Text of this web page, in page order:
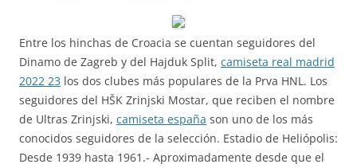
Entre los hinchas de Croacia se cuentan seguidores del
Dinamo de Zagreb y del Hajduk Split, camiseta real madrid
2022 23 los dos clubes más populares de la Prva HNL. Los
seguidores del HŠK Zrinjski Mostar, que reciben el nombre
de Ultras Zrinjski, camiseta españa son uno de los más
conocidos seguidores de la selección. Estadio de Heliópolis:
Desde 1939 hasta 1961.- Aproximadamente desde que el